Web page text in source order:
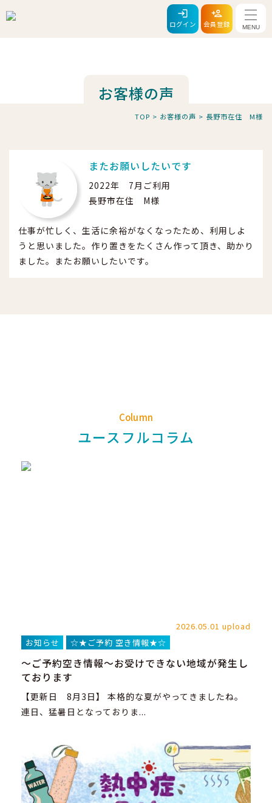
ログイン 会員登録 メニ
お客様の声
TOP > お客様の声 > 長野市在住 M様
またお願いしたいです
2022年 7月ご利用
長野市在住 M様
仕事が忙しく、生活に余裕がなくなったため、利用しよ
うと思いました。作り置きをたくさん作って頂き、助かり
ました。またお願いしたいです。
Column
ユースフルコラム
2026.05.01 upload
お知らせ
☆★ご予約 空き情報★☆
～ご予約空き情報～お受けできない地域が発生し
ております
【更新日 8月3日】 本格的な夏がやってきましたね。
連日、猛暑日となっておりま...